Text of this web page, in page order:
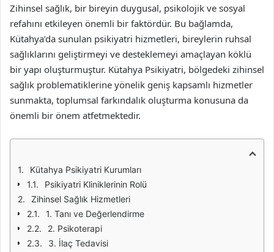
Zihinsel sağlık, bir bireyin duygusal, psikolojik ve sosyal
refahını etkileyen önemli bir faktördür. Bu bağlamda,
Kütahya’da sunulan psikiyatri hizmetleri, bireylerin ruhsal
sağlıklarını geliştirmeyi ve desteklemeyi amaçlayan köklü
bir yapı oluşturmuştur. Kütahya Psikiyatri, bölgedeki zihinsel
sağlık problematiklerine yönelik geniş kapsamlı hizmetler
sunmakta, toplumsal farkındalık oluşturma konusuna da
önemli bir önem atfetmektedir.
Kütahya Psikiyatri Kurumları
Psikiyatri Kliniklerinin Rolü
Zihinsel Sağlık Hizmetleri
1. Tanı ve Değerlendirme
2. Psikoterapi
3. İlaç Tedavisi